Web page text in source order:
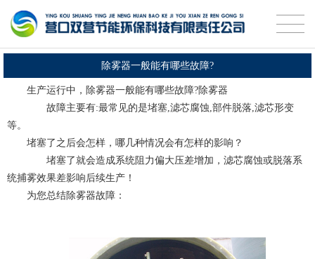
除雾器一般能有哪些故障?
生产运行中，除雾器一般能有哪些故障?除雾器
故障主要有:最常见的是堵塞,滤芯腐蚀,部件脱落,滤芯形变
等。
堵塞了之后会怎样，哪几种情况会有怎样的影响？
堵塞了就会造成系统阻力偏大压差增加，滤芯腐蚀或脱落系
统捕雾效果差影响后续生产！
为您总结除雾器故障：